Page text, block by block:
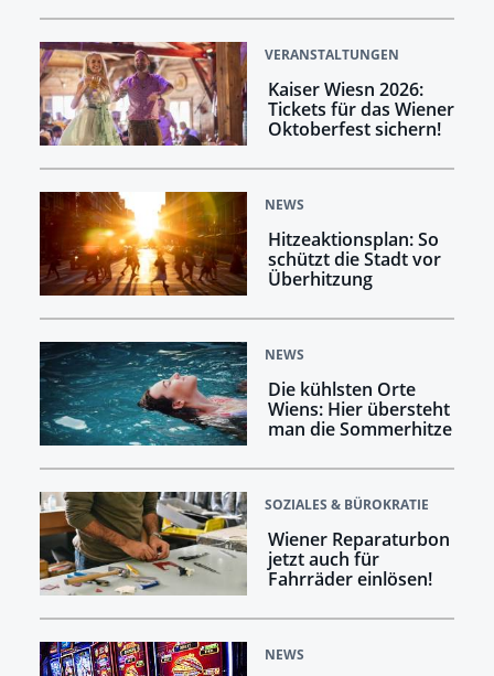
VERANSTALTUNGEN
Kaiser Wiesn 2026:
Tickets für das Wiener
Oktoberfest sichern!
NEWS
Hitzeaktionsplan: So
schützt die Stadt vor
Überhitzung
NEWS
Die kühlsten Orte
Wiens: Hier übersteht
man die Sommerhitze
SOZIALES & BÜROKRATIE
Wiener Reparaturbon
jetzt auch für
Fahrräder einlösen!
NEWS